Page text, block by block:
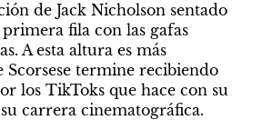
de Jack Nicholson sentado
fila con las gafas
A esta altura es más
Scorsese termine recibiendo
los TikToks que hace con su
carrera cinematográfica.